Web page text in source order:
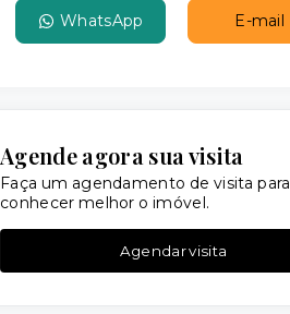
WhatsApp E-mail
Agende agora sua visita
Faça um agendamento de visita para
conhecer melhor o imóvel.
Agendar visita